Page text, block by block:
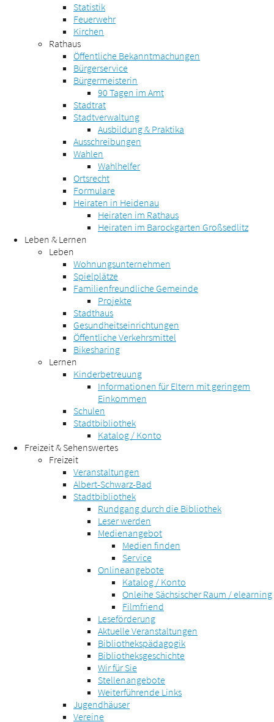
Statistik
Feuerwehr
Kirchen
Rathaus
Öffentliche Bekanntmachungen
Bürgerservice
Bürgermeisterin
90 Tagen im Amt
Stadtrat
Stadtverwaltung
Ausbildung & Praktika
Ausschreibungen
Wahlen
Wahlhelfer
Ortsrecht
Formulare
Heiraten in Heidenau
Heiraten im Rathaus
Heiraten im Barockgarten Großsedlitz
Leben & Lernen
Leben
Wohnungsunternehmen
Spielplätze
Familienfreundliche Gemeinde
Projekte
Stadthaus
Gesundheitseinrichtungen
Öffentliche Verkehrsmittel
Bikesharing
Lernen
Kinderbetreuung
Informationen für Eltern mit geringem
Einkommen
Schulen
Stadtbibliothek
Katalog / Konto
Freizeit & Sehenswertes
Freizeit
Veranstaltungen
Albert-Schwarz-Bad
Stadtbibliothek
Rundgang durch die Bibliothek
Leser werden
Medienangebot
Medien finden
Service
Onlineangebote
Katalog / Konto
Onleihe Sächsischer Raum / elearning
Filmfriend
Leseförderung
Aktuelle Veranstaltungen
Bibliothekspädagogik
Bibliotheksgeschichte
Wir für Sie
Stellenangebote
Weiterführende Links
Jugendhäuser
Vereine